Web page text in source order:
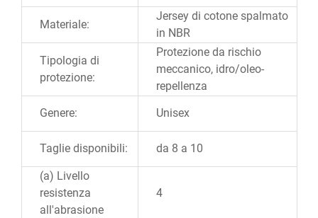
Materiale:
Jersey di cotone spalmato
in NBR
Tipologia di
protezione:
Protezione da rischio
meccanico, idro/oleo-
repellenza
Genere:
Unisex
Taglie disponibili: da 8 a 10
(a) Livello
resistenza
all'abrasione
4